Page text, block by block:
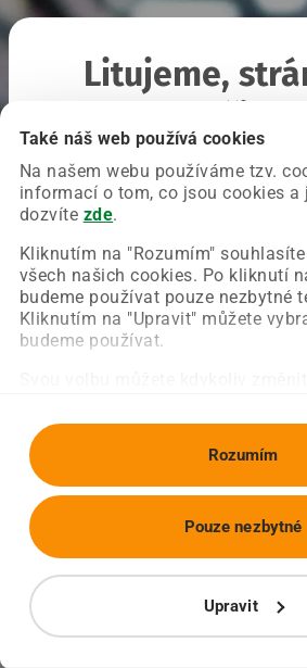
Také náš web používá cookies
Na našem webu používáme tzv.
informací o tom, co jsou cookies a
dozvíte zde.
Kliknutím na "Rozumím"
všech našich cookies. Po kliknutí
budeme používat pouze nezbytné
Kliknutím na "Upravit" můžete
budeme používat.
Rozumím
Upravit
Pouze nezbytné
Litujeme,
Chyba nastala na naší straně a
Zkuste prosím znovu načíst
Obnovit stránku